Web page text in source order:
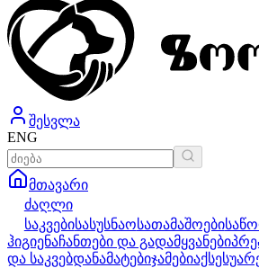
შესვლა
ENG
მთავარი
ძაღლი
საკვებისასუსნაოსათამაშოები
ჰიგიენაჩანთები და გადამყვანები
და საკვებდანამატებიჯამები